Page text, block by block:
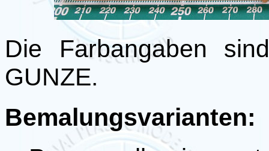
Die Farbangaben
GUNZE.
Bemalungsvarianten: